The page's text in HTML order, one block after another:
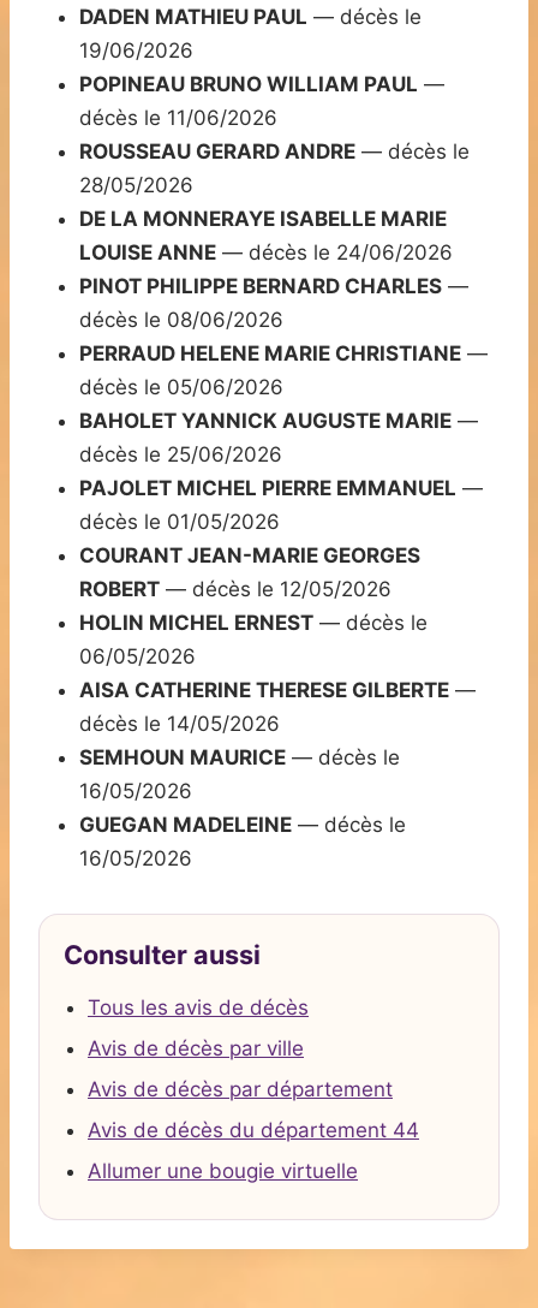
DADEN MATHIEU PAUL — décès le
19/06/2026
POPINEAU BRUNO WILLIAM PAUL —
décès le 11/06/2026
ROUSSEAU GERARD ANDRE — décès le
28/05/2026
DE LA MONNERAYE ISABELLE MARIE
LOUISE ANNE — décès le 24/06/2026
PINOT PHILIPPE BERNARD CHARLES —
décès le 08/06/2026
PERRAUD HELENE MARIE CHRISTIANE —
décès le 05/06/2026
BAHOLET YANNICK AUGUSTE MARIE —
décès le 25/06/2026
PAJOLET MICHEL PIERRE EMMANUEL —
décès le 01/05/2026
COURANT JEAN-MARIE GEORGES
ROBERT — décès le 12/05/2026
HOLIN MICHEL ERNEST — décès le
06/05/2026
AISA CATHERINE THERESE GILBERTE —
décès le 14/05/2026
SEMHOUN MAURICE — décès le
16/05/2026
GUEGAN MADELEINE — décès le
16/05/2026
Consulter aussi
Tous les avis de décès
Avis de décès par ville
Avis de décès par département
Avis de décès du département 44
Allumer une bougie virtuelle